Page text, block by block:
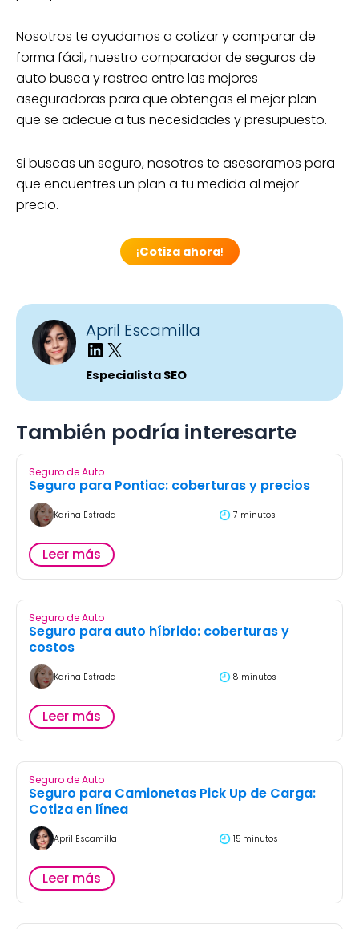
Nosotros te ayudamos a cotizar y comparar de
forma fácil, nuestro comparador de seguros de
auto busca y rastrea entre las mejores
aseguradoras para que obtengas el mejor plan
que se adecue a tus necesidades y presupuesto.
Si buscas un seguro, nosotros te asesoramos para
que encuentres un plan a tu medida al mejor
precio.
¡Cotiza ahora!
April Escamilla
Especialista SEO
También podría interesarte
Seguro de Auto
Seguro para Pontiac: coberturas y precios
Karina Estrada 7 minutos
Leer más
Seguro de Auto
Seguro para auto híbrido: coberturas y
costos
Karina Estrada 8 minutos
Leer más
Seguro de Auto
Seguro para Camionetas Pick Up de Carga:
Cotiza en línea
April Escamilla 15 minutos
Leer más